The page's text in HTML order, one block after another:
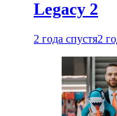
Legacy 2
2 года спустя2